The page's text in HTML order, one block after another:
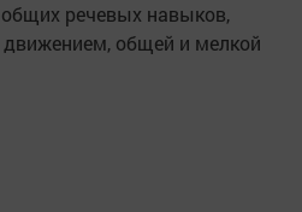
речевых навыков,
движением, общей и мелкой